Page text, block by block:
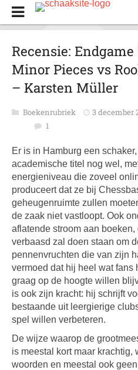
Recensie:
Minor Pieces vs
– Karsten Müller
Boekenrubriek 3 december
1
Er is in Hamburg een
academische titel nog wel,
energieniveau die zoveel
produceert dat ze bij
geheugenruimte zullen
de zaak niet vastloopt. Ook
aflatende stroom aan
verbaasd zal doen staan om
pennenvruchten die van zijn
vermoed dat hij heel wat fans
graag op de hoogte willen
is ook zijn kracht: hij schrijft
bestaande uit leergierige
spel willen verbeteren.
De wijze waarop de
is meestal kort maar krachtig,
woorden en meestal ook